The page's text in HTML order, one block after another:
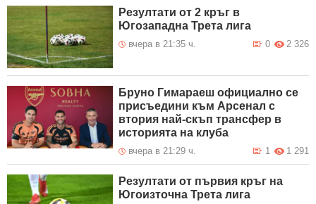
Резултати от 2 кръг в
Югозападна Трета лига
вчера в 21:35 ч. 2 326
0
Бруно Гимараеш официално се
присъедини към Арсенал с
втория най-скъп трансфер в
историята на клуба
вчера в 21:29 ч. 1 291
1
Резултати от първия кръг на
Югоизточна Трета лига